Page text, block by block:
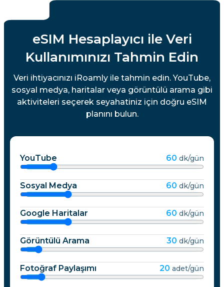
eSIM Hesaplayıcı ile Veri
Kullanımınızı Tahmin Edin
Veri ihtiyacınızı iRoamly ile tahmin edin. YouTube,
sosyal medya, haritalar veya görüntülü arama gibi
aktiviteleri seçerek seyahatiniz için doğru eSIM
planını bulun.
YouTube 60 dk/gün
Sosyal Medya 60 dk/gün
Google Haritalar 60 dk/gün
Görüntülü Arama 30 dk/gün
Fotoğraf Paylaşımı 20 adet/gün